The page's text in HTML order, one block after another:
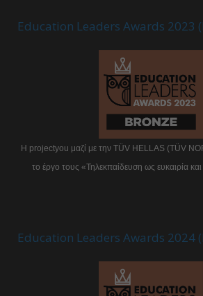
Education Leaders Awards 2023
Η projectyou μαζί με την TÜV HELLAS (TÜV
το έργο τους «Τηλεκπαίδευση ως ευκαιρία και
Education Leaders Awards 2024